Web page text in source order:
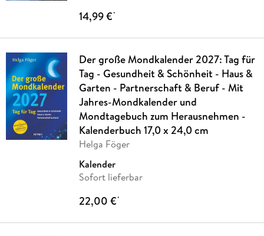
14,99 €*
Der große Mondkalender 2027: Tag für
Tag - Gesundheit & Schönheit - Haus &
Garten - Partnerschaft & Beruf - Mit
Jahres-Mondkalender und
Mondtagebuch zum Herausnehmen -
Kalenderbuch 17,0 x 24,0 cm
Helga Föger
Kalender
Sofort lieferbar
22,00 €*